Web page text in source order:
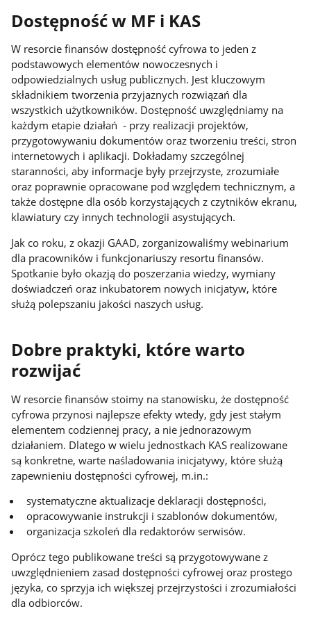
Dostępność w MF i KAS
W resorcie finansów dostępność cyfrowa to jeden z
podstawowych elementów nowoczesnych i
odpowiedzialnych usług publicznych. Jest kluczowym
składnikiem tworzenia przyjaznych rozwiązań dla
wszystkich użytkowników. Dostępność uwzględniamy na
każdym etapie działań - przy realizacji projektów,
przygotowywaniu dokumentów oraz tworzeniu treści, stron
internetowych i aplikacji. Dokładamy szczególnej
staranności, aby informacje były przejrzyste, zrozumiałe
oraz poprawnie opracowane pod względem technicznym, a
także dostępne dla osób korzystających z czytników ekranu,
klawiatury czy innych technologii asystujących.
Jak co roku, z okazji GAAD, zorganizowaliśmy webinarium
dla pracowników i funkcjonariuszy resortu finansów.
Spotkanie było okazją do poszerzania wiedzy, wymiany
doświadczeń oraz inkubatorem nowych inicjatyw, które
służą polepszaniu jakości naszych usług.
Dobre praktyki, które warto
rozwijać
W resorcie finansów stoimy na stanowisku, że dostępność
cyfrowa przynosi najlepsze efekty wtedy, gdy jest stałym
elementem codziennej pracy, a nie jednorazowym
działaniem. Dlatego w wielu jednostkach KAS realizowane
są konkretne, warte naśladowania inicjatywy, które służą
zapewnieniu dostępności cyfrowej, m.in.:
systematyczne aktualizacje deklaracji dostępności,
opracowywanie instrukcji i szablonów dokumentów,
organizacja szkoleń dla redaktorów serwisów.
Oprócz tego publikowane treści są przygotowywane z
uwzględnieniem zasad dostępności cyfrowej oraz prostego
języka, co sprzyja ich większej przejrzystości i zrozumiałości
dla odbiorców.